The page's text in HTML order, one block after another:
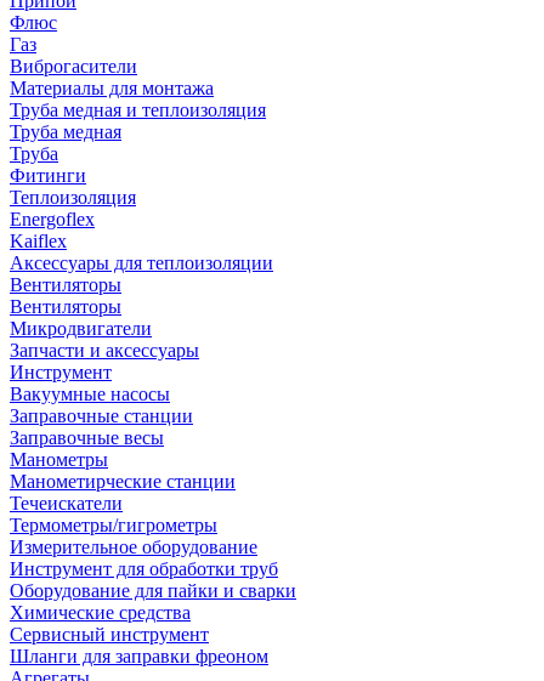
Флюс
Газ
Виброгасители
Материалы для монтажа
Труба медная и теплоизоляция
Труба медная
Труба
Фитинги
Теплоизоляция
Energoflex
Kaiflex
Аксессуары для теплоизоляции
Вентиляторы
Вентиляторы
Микродвигатели
Запчасти и аксессуары
Инструмент
Вакуумные насосы
Заправочные станции
Заправочные весы
Манометры
Манометирческие станции
Течеискатели
Термометры/гигрометры
Измерительное оборудование
Инструмент для обработки труб
Оборудование для пайки и сварки
Химические средства
Сервисный инструмент
Шланги для заправки фреоном